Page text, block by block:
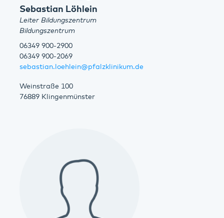
Sebastian Löhlein
Leiter Bildungszentrum
Bildungszentrum
06349 900-2900
06349 900-2069
sebastian.loehlein@pfalzklinikum.de
Weinstraße 100
76889 Klingenmünster